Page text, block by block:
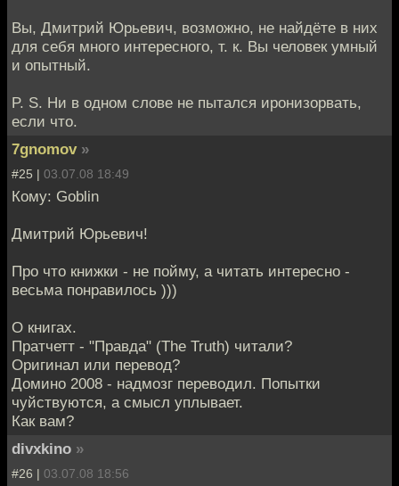
Вы, Дмитрий Юрьевич, возможно, не найдёте в них
для себя много интересного, т. к. Вы человек умный
и опытный.
P. S. Ни в одном слове не пытался иронизорвать,
если что.
7gnomov »
#25 | 03.07.08 18:49
Кому: Goblin
Дмитрий Юрьевич!
Про что книжки - не пойму, а читать интересно -
весьма понравилось )))
О книгах.
Пратчетт - "Правда" (The Truth) читали?
Оригинал или перевод?
Домино 2008 - надмозг переводил. Попытки
чуйствуются, а смысл уплывает.
Как вам?
divxkino »
#26 | 03.07.08 18:56